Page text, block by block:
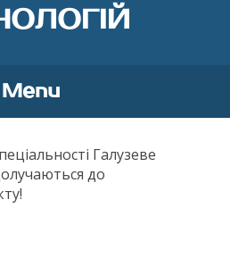
Menu
content
Галузеве
до